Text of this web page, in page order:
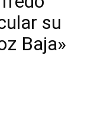
su
Baja»